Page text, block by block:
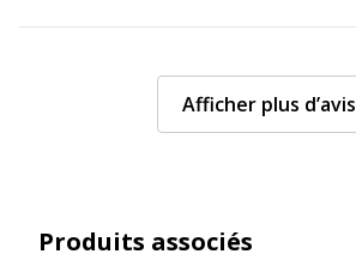
Afficher plus d’avis
Produits associés